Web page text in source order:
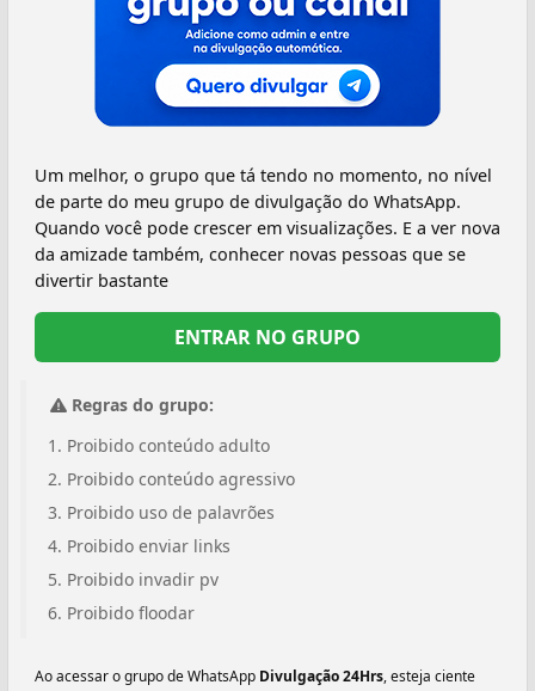
Um melhor, o grupo que tá tendo no momento, no nível
de parte do meu grupo de divulgação do WhatsApp.
Quando você pode crescer em visualizações. E a ver nova
da amizade também, conhecer novas pessoas que se
divertir bastante
ENTRAR NO GRUPO
Regras do grupo:
Proibido conteúdo adulto
Proibido conteúdo agressivo
Proibido uso de palavrões
Proibido enviar links
Proibido invadir pv
Proibido floodar
Ao acessar o grupo de WhatsApp Divulgação 24Hrs, esteja ciente